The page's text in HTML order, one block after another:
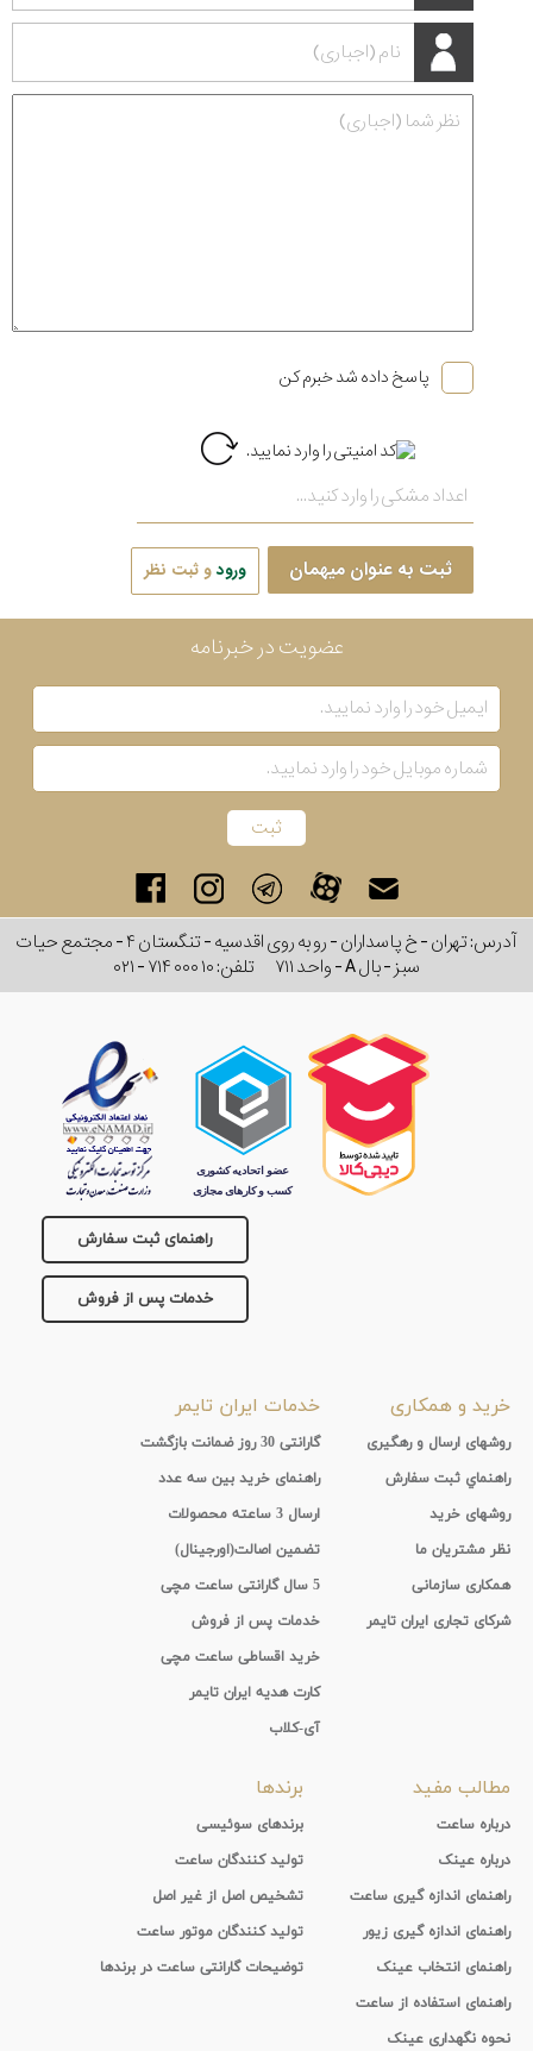
پاسخ داده شد خبرم کن
ثبت به عنوان میهمان ورودو ثبت نظر
عضویت در خبرنامه
آدرس: تهران - خ پاسداران - رو به روی اقدسیه - تنگستان ۴ - مجتمع حیات
سبز - بال A - واحد ۷۱۱
تلفن:۰۲۱ - ۷۱۴ ۰۰۰ ۱۰
راهنمای ثبت سفارش
خدمات پس از فروش
خرید و همکاری
روشهای ارسال و رهگیری
راهنماي ثبت سفارش
روشهای خرید
نظر مشتریان ما
همکاری سازمانی
شرکای تجاری ایران تایمر
خدمات ایران تایمر
گارانتی 30 روز ضمانت بازگشت
راهنمای خرید بین سه عدد
ارسال 3 ساعته محصولات
تضمین اصالت(اورجینال)
5 سال گارانتی ساعت مچی
خدمات پس از فروش
خرید اقساطی ساعت مچی
کارت هدیه ایران تایمر
آی-کلاب
مطالب مفید
درباره ساعت
درباره عینک
راهنمای اندازه گیری ساعت
راهنمای اندازه گیری زیور
راهنمای انتخاب عینک
راهنمای استفاده از ساعت
نحوه نگهداری عینک
برندها
برندهای سوئیسی
تولید کنندگان ساعت
تشخیص اصل از غیر اصل
تولید کنندگان موتور ساعت
توضیحات گارانتی ساعت در برندها